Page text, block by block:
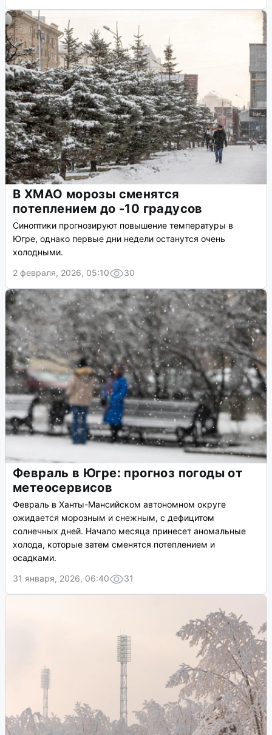
В ХМАО морозы сменятся
потеплением до -10 градусов
Синоптики прогнозируют повышение температуры в
Югре, однако первые дни недели останутся очень
холодными.
2 февраля, 2026, 05:10
30
Февраль в Югре: прогноз погоды от
метеосервисов
Февраль в Ханты-Мансийском автономном округе
ожидается морозным и снежным, с дефицитом
солнечных дней. Начало месяца принесет аномальные
холода, которые затем сменятся потеплением и
осадками.
31 января, 2026, 06:40
31